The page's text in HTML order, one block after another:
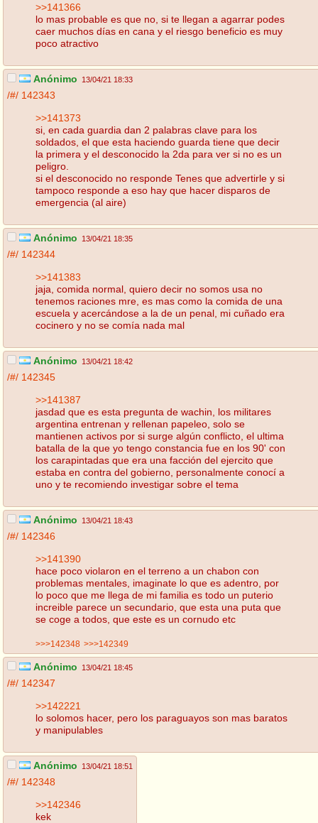
>>141366
lo mas probable es que no, si te llegan a agarrar podes
caer muchos días en cana y el riesgo beneficio es muy
poco atractivo
Anónimo 13/04/21 18:33
/#/ 142343
>>141373
si, en cada guardia dan 2 palabras clave para los
soldados, el que esta haciendo guarda tiene que decir
la primera y el desconocido la 2da para ver si no es un
peligro.
si el desconocido no responde Tenes que advertirle y si
tampoco responde a eso hay que hacer disparos de
emergencia (al aire)
Anónimo 13/04/21 18:35
/#/ 142344
>>141383
jaja, comida normal, quiero decir no somos usa no
tenemos raciones mre, es mas como la comida de una
escuela y acercándose a la de un penal, mi cuñado era
cocinero y no se comía nada mal
Anónimo 13/04/21 18:42
/#/ 142345
>>141387
jasdad que es esta pregunta de wachin, los militares
argentina entrenan y rellenan papeleo, solo se
mantienen activos por si surge algún conflicto, el ultima
batalla de la que yo tengo constancia fue en los 90' con
los carapintadas que era una facción del ejercito que
estaba en contra del gobierno, personalmente conocí a
uno y te recomiendo investigar sobre el tema
Anónimo 13/04/21 18:43
/#/ 142346
>>141390
hace poco violaron en el terreno a un chabon con
problemas mentales, imaginate lo que es adentro, por
lo poco que me llega de mi familia es todo un puterio
increible parece un secundario, que esta una puta que
se coge a todos, que este es un cornudo etc
>>>142348 >>>142349
Anónimo 13/04/21 18:45
/#/ 142347
>>142221
lo solomos hacer, pero los paraguayos son mas baratos
y manipulables
Anónimo 13/04/21 18:51
/#/ 142348
>>142346
kek